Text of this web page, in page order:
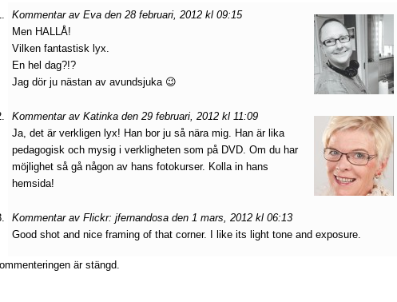
Kommentar av Eva den 28 februari, 2012 kl 09:15
Men HALLÅ!
Vilken fantastisk lyx.
En hel dag?!?
Jag dör ju nästan av avundsjuka 😉
Kommentar av Katinka den 29 februari, 2012 kl 11:09
Ja, det är verkligen lyx! Han bor ju så nära mig. Han är lika
pedagogisk och mysig i verkligheten som på DVD. Om du har
möjlighet så gå någon av hans fotokurser. Kolla in hans
hemsida!
Kommentar av Flickr: jfernandosa den 1 mars, 2012 kl 06:13
Good shot and nice framing of that corner. I like its light tone and exposure.
är stängd.